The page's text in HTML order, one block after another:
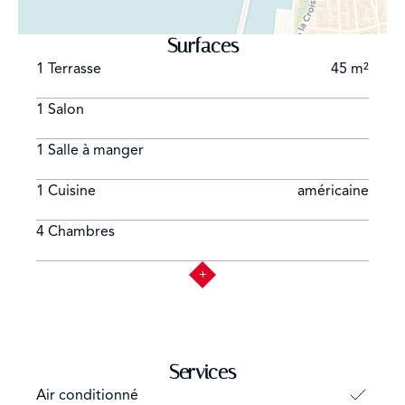
Surfaces
1 Terrasse 45 m²
1 Salon
1 Salle à manger
1 Cuisine américaine
4 Chambres
Services
Air conditionné